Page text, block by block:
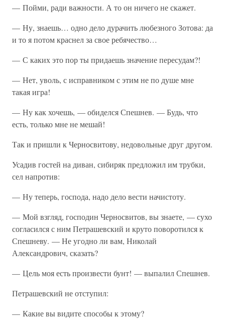
— Пойми, ради важности. А то он ничего не скажет.
— Ну, знаешь… одно дело дурачить любезного Зотова: да
и то я потом краснел за свое ребячество…
— С каких это пор ты придаешь значение пересудам?!
— Нет, уволь, с исправником с этим не по душе мне
такая игра!
— Ну как хочешь, — обиделся Спешнев. — Будь, что
есть, только мне не мешай!
Так и пришли к Черносвитову, недовольные друг другом.
Усадив гостей на диван, сибиряк предложил им трубки,
сел напротив:
— Ну теперь, господа, надо дело вести начистоту.
— Мой взгляд, господин Черносвитов, вы знаете, — сухо
согласился с ним Петрашевский и круто поворотился к
Спешневу. — Не угодно ли вам, Николай
Александрович, сказать?
— Цель моя есть произвести бунт! — выпалил Спешнев.
Петрашевский не отступил:
— Какие вы видите способы к этому?